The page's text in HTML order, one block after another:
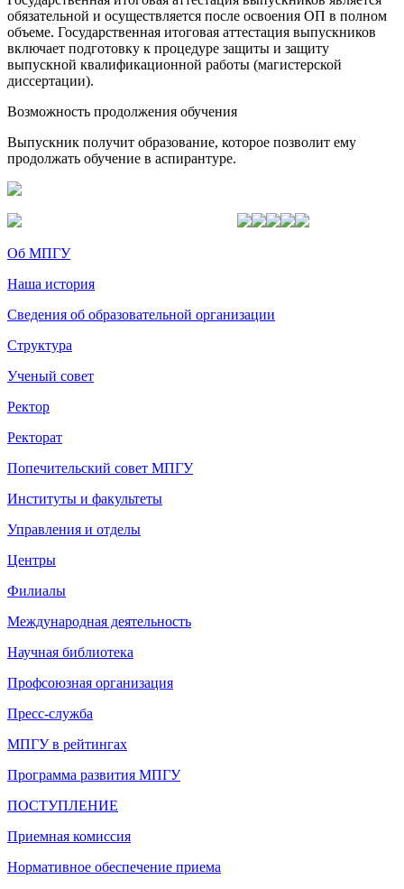
обязательной и осуществляется после освоения ОП в полном
объеме. Государственная итоговая аттестация выпускников
включает подготовку к процедуре защиты и защиту
выпускной квалификационной работы (магистерской
диссертации).
Возможность продолжения обучения
Выпускник получит образование, которое позволит ему
продолжать обучение в аспирантуре.
Об МПГУ
Наша история
Сведения об образовательной организации
Структура
Ученый совет
Ректор
Ректорат
Попечительский совет МПГУ
Институты и факультеты
Управления и отделы
Центры
Филиалы
Международная деятельность
Научная библиотека
Профсоюзная организация
Пресс-служба
МПГУ в рейтингах
Программа развития МПГУ
ПОСТУПЛЕНИЕ
Приемная комиссия
Нормативное обеспечение приема